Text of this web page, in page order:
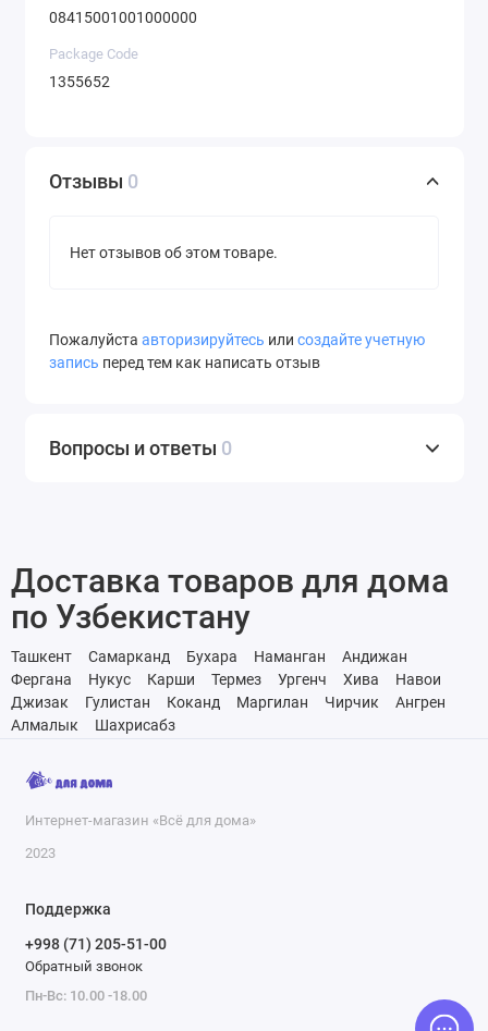
08415001001000000
Package Code
1355652
Отзывы 0
Нет отзывов об этом товаре.
Пожалуйста авторизируйтесь или создайте учетную
запись перед тем как написать отзыв
Вопросы и ответы 0
Доставка товаров для дома
по Узбекистану
Ташкент Самарканд Бухара Наманган
Андижан
Фергана
Нукус Карши Термез Ургенч Хива
Навои
Джизак
Гулистан Коканд Маргилан Чирчик
Ангрен
Алмалык
Шахрисабз
Интернет-магазин «Всё для дома»
2023
Поддержка
+998 (71) 205-51-00
Обратный звонок
Пн-Вс: 10.00 -18.00